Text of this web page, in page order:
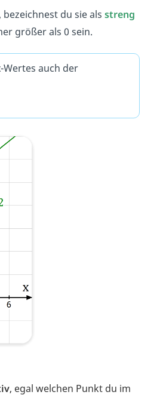
du sie als streng
größer als 0 sein.
auch der
, egal welchen Punkt du im